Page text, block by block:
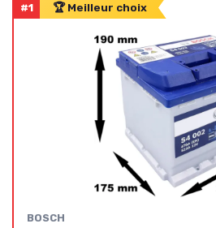
#1 🏆 Meilleur choix
BOSCH